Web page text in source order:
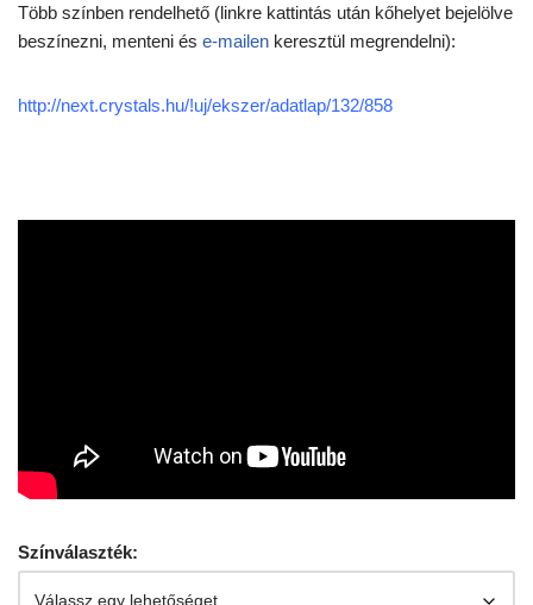
Több színben rendelhető (linkre kattintás után kőhelyet bejelölve
beszínezni, menteni és e-mailen keresztül megrendelni):
http://next.crystals.hu/!uj/ekszer/adatlap/132/858
Színválaszték: